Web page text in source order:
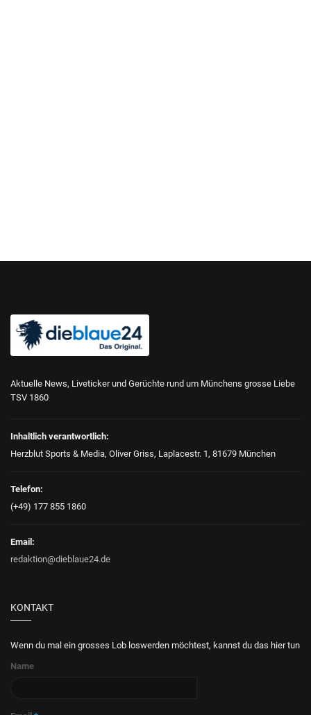
Aktuelle News, Liveticker und Gerüchte rund um Münchens grosse Liebe
TSV 1860
Inhaltlich verantwortlich:
Herzblut Sports & Media, Oliver Griss, Laplacestr. 1, 81679 München
Telefon:
(+49) 177 855 1860
Email:
redaktion@dieblaue24.de
KONTAKT
Wenn du mal ein grosses Lob loswerden möchtest, kannst du das hier tun
Name